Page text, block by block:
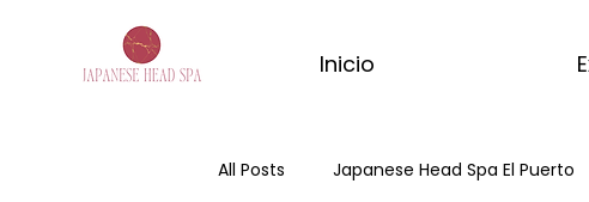
Inicio
All Posts Japanese Head Spa El Puerto